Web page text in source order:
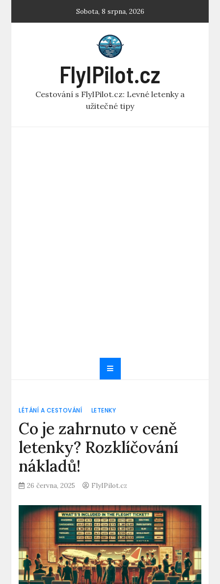
Sobota, 8 srpna, 2026
FlyIPilot.cz
Cestování s FlyIPilot.cz: Levné letenky a
užitečné tipy
LÉTÁNÍ A CESTOVÁNÍ LETENKY
Co je zahrnuto v ceně
letenky? Rozklíčování
nákladů!
26 června, 2025 FlyIPilot.cz